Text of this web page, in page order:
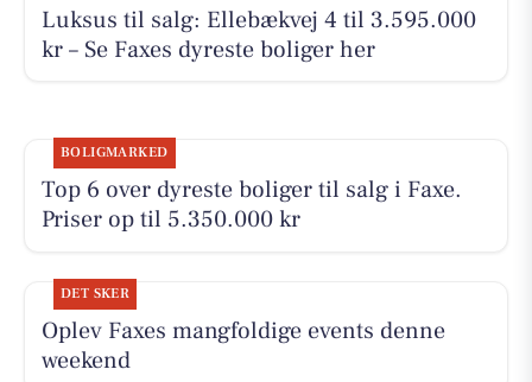
Luksus til salg: Ellebækvej 4 til 3.595.000
kr – Se Faxes dyreste boliger her
BOLIGMARKED
Top 6 over dyreste boliger til salg i Faxe.
Priser op til 5.350.000 kr
DET SKER
Oplev Faxes mangfoldige events denne
weekend